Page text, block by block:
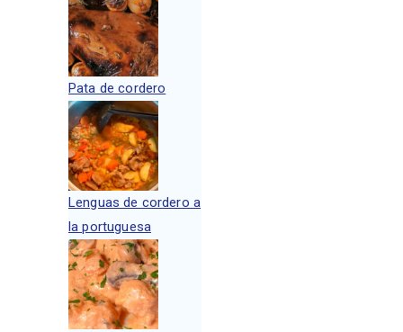
Pata de cordero
Lenguas de cordero a
la portuguesa